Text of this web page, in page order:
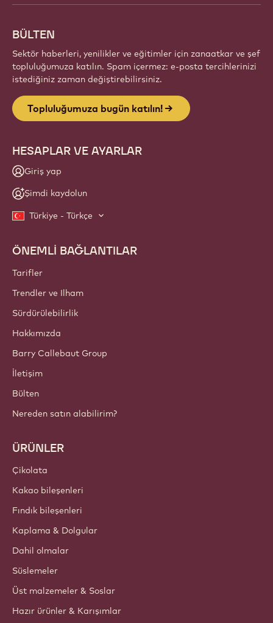
BÜLTEN
Sektör haberleri, yenilikler ve eğitimler için zanaatkar ve şef
topluluğumuza katılın. Spam içermez: e-posta tercihlerinizi
istediğiniz zaman değiştirebilirsiniz.
Topluluğumuza bugün katılın!
HESAPLAR VE AYARLAR
Giriş yap
Şimdi kaydolun
Türkiye - Türkçe
Footer
Callebaut
ÖNEMLİ BAĞLANTILAR
Tarifler
Trendler ve Ilham
Sürdürülebilirlik
Hakkımızda
Barry Callebaut Group
İletişim
Bülten
Nereden satın alabilirim?
ÜRÜNLER
Çikolata
Kakao bileşenleri
Fındık bileşenleri
Kaplama & Dolgular
Dahil olmalar
Süslemeler
Üst malzemeler & Soslar
Hazır ürünler & Karışımlar